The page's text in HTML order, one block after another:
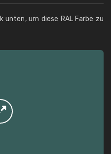
unten, um diese RAL Farbe zu